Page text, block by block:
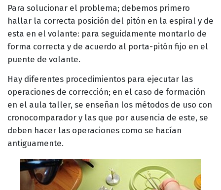
Para solucionar el problema; debemos primero
hallar la correcta posición del pitón en la espiral y de
esta en el volante: para seguidamente montarlo de
forma correcta y de acuerdo al porta-pitón fijo en el
puente de volante.
Hay diferentes procedimientos para ejecutar las
operaciones de corrección; en el caso de formación
en el aula taller, se enseñan los métodos de uso con
cronocomparador y las que por ausencia de este, se
deben hacer las operaciones como se hacían
antiguamente.